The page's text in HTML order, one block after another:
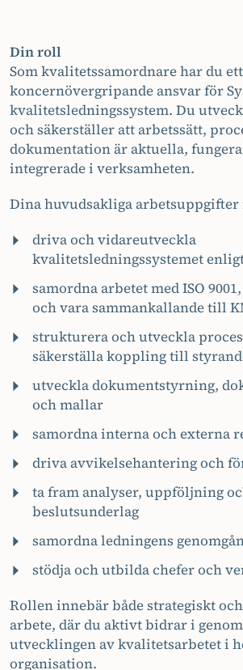
Din roll
Som kvalitetssamordnare har du ett
koncernövergripande ansvar för
kvalitetsledningssystem. Du
och säkerställer att arbetssätt,
dokumentation är aktuella,
integrerade i verksamheten.
Dina huvudsakliga
driva och vidareutveckla
kvalitetsledningssystemet enligt
samordna arbetet med ISO 9001,
och vara sammankallande till
strukturera och utveckla
säkerställa koppling till
utveckla dokumentstyrning,
och mallar
samordna interna och externa
driva avvikelsehantering och
ta fram analyser, uppföljning
beslutsunderlag
samordna ledningens
stödja och utbilda chefer och
Rollen innebär både strategiskt
arbete, där du aktivt bidrar i
utvecklingen av kvalitetsarbetet i
organisation.